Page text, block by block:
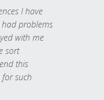
I have
problems
with me
sort
this
such